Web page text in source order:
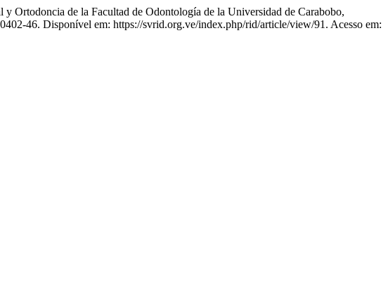
de la Facultad de Odontología de la Universidad de Carabobo,
46. Disponível em: https://svrid.org.ve/index.php/rid/article/view/91. Acesso em: